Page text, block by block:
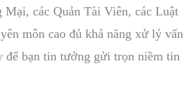
các Quản Tài Viên, các Luật
môn cao đủ khả năng xử lý vấn
để bạn tin tưởng gửi trọn niềm tin